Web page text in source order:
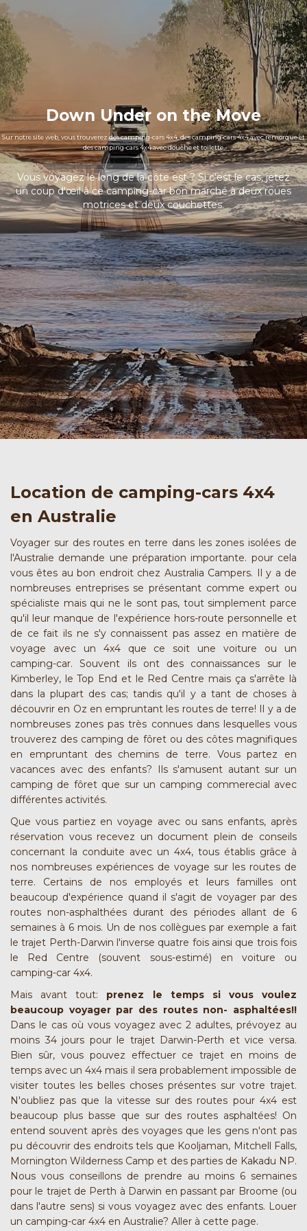
Down Under on the Move
Sur notre site web, vous trouverez des camping-cars 4x4, des camping-cars 4x4 avec remorque et
des camping-cars 4x4 avec douche et toilette.
Vous voyagez le long de la côte est ? Si c'est le cas, jetez
un coup d'œil à ce camping-car bon marché à deux roues
motrices et deux couchettes.
Location de camping-cars 4x4
en Australie
Voyager sur des routes en terre dans les zones isolées de
l'Australie demande une préparation importante. pour cela
vous êtes au bon endroit chez Australia Campers. Il y a de
nombreuses entreprises se présentant comme expert ou
spécialiste mais qui ne le sont pas, tout simplement parce
qu'il leur manque de l'expérience hors-route personnelle et
de ce fait ils ne s'y connaissent pas assez en matière de
voyage avec un 4x4 que ce soit une voiture ou un
camping-car. Souvent ils ont des connaissances sur le
Kimberley, le Top End et le Red Centre mais ça s'arrête là
dans la plupart des cas; tandis qu'il y a tant de choses à
découvrir en Oz en empruntant les routes de terre! Il y a de
nombreuses zones pas très connues dans lesquelles vous
trouverez des camping de fôret ou des côtes magnifiques
en empruntant des chemins de terre. Vous partez en
vacances avec des enfants? Ils s'amusent autant sur un
camping de fôret que sur un camping commerecial avec
différentes activités.
Que vous partiez en voyage avec ou sans enfants, après
réservation vous recevez un document plein de conseils
concernant la conduite avec un 4x4, tous établis grâce à
nos nombreuses expériences de voyage sur les routes de
terre. Certains de nos employés et leurs familles ont
beaucoup d'expérience quand il s'agit de voyager par des
routes non-asphalthées durant des périodes allant de 6
semaines à 6 mois. Un de nos collègues par exemple a fait
le trajet Perth-Darwin l'inverse quatre fois ainsi que trois fois
le Red Centre (souvent sous-estimé) en voiture ou
camping-car 4x4.
Mais avant tout: prenez le temps si vous voulez
beaucoup voyager par des routes non- asphaltées!!
Dans le cas où vous voyagez avec 2 adultes, prévoyez au
moins 34 jours pour le trajet Darwin-Perth et vice versa.
Bien sûr, vous pouvez effectuer ce trajet en moins de
temps avec un 4x4 mais il sera probablement impossible de
visiter toutes les belles choses présentes sur votre trajet.
N'oubliez pas que la vitesse sur des routes pour 4x4 est
beaucoup plus basse que sur des routes asphaltées! On
entend souvent après des voyages que les gens n'ont pas
pu découvrir des endroits tels que Kooljaman, Mitchell Falls,
Mornington Wilderness Camp et des parties de Kakadu NP.
Nous vous conseillons de prendre au moins 6 semaines
pour le trajet de Perth à Darwin en passant par Broome (ou
dans l'autre sens) si vous voyagez avec des enfants. Louer
un camping-car 4x4 en Australie? Aller à cette page.